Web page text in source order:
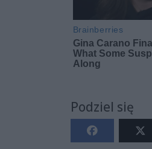
Podziel się